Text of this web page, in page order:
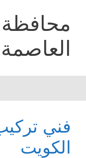
العاصمة
فني
الكويت